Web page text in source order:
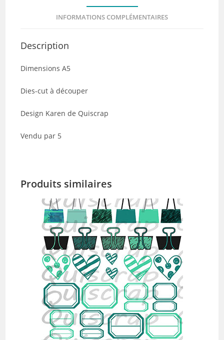
de
INFORMATIONS COMPLÉMENTAIRES
Description
Dimensions A5
Dies-cut à découper
Design Karen de Quiscrap
Vendu par 5
Produits similaires